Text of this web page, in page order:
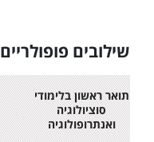
שילובים פופולריים
תואר ראשון בלימודי
סוציולוגיה
ואנתרופולוגיה